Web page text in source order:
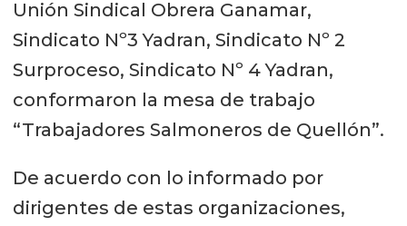
Unión Sindical Obrera Ganamar,
Sindicato Nº3 Yadran, Sindicato Nº 2
Surproceso, Sindicato Nº 4 Yadran,
conformaron la mesa de trabajo
“Trabajadores Salmoneros de Quellón”.
De acuerdo con lo informado por
dirigentes de estas organizaciones,